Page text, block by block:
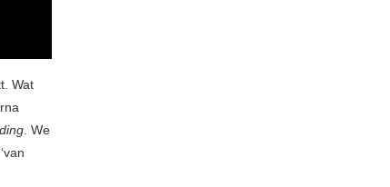
Wat
. We